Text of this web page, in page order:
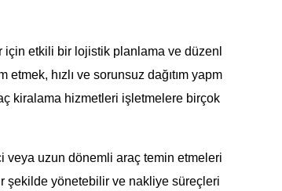
etkili bir lojistik planlama ve düzenl
hızlı ve sorunsuz dağıtım yapm
kiralama hizmetleri işletmelere birçok
veya uzun dönemli araç temin etmeleri
şekilde yönetebilir ve nakliye süreçleri